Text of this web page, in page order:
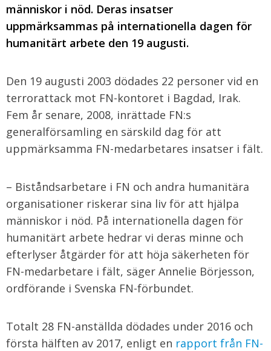
människor i nöd. Deras insatser
uppmärksammas på internationella dagen för
humanitärt arbete den 19 augusti.
Den 19 augusti 2003 dödades 22 personer vid en
terrorattack mot FN-kontoret i Bagdad, Irak.
Fem år senare, 2008, inrättade FN:s
generalförsamling en särskild dag för att
uppmärksamma FN-medarbetares insatser i fält.
– Biståndsarbetare i FN och andra humanitära
organisationer riskerar sina liv för att hjälpa
människor i nöd. På internationella dagen för
humanitärt arbete hedrar vi deras minne och
efterlyser åtgärder för att höja säkerheten för
FN-medarbetare i fält, säger Annelie Börjesson,
ordförande i Svenska FN-förbundet.
Totalt 28 FN-anställda dödades under 2016 och
första hälften av 2017, enligt en rapport från FN-